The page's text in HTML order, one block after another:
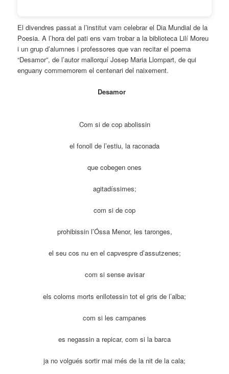
El divendres passat a l’institut vam celebrar el Dia Mundial de la
Poesia. A l’hora del pati ens vam trobar a la biblioteca Lilí Moreu
i un grup d’alumnes i professores que van recitar el poema
“Desamor”, de l’autor mallorquí Josep Maria Llompart, de qui
enguany commemorem el centenari del naixement.
Desamor
Com si de cop abolissin
el fonoll de l’estiu, la raconada
que cobegen ones
agitadíssimes;
com si de cop
prohibissin l’Óssa Menor, les taronges,
el seu cos nu en el capvespre d’assutzenes;
com si sense avisar
els coloms morts enllotessin tot el gris de l’alba;
com si les campanes
es negassin a repicar, com si la barca
ja no volgués sortir mai més de la nit de la cala;